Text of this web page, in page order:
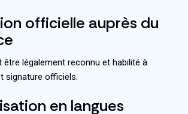
officielle auprès du
être légalement reconnu et habilité à
signature officiels.
en langues